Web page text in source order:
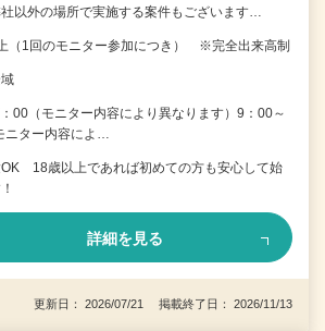
以外の場所で実施する案件もございます…
（1回のモニター参加につき） ※完全出来高制
00（モニター内容により異なります）9：00～
ニター内容によ…
18歳以上であれば初めての方も安心して始
詳細を見る
更新日： 2026/07/21 掲載終了日： 2026/11/13